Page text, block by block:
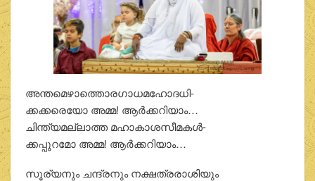
അന്തമെഴാത്തൊരഗാധമഹോദധി-
ക്കക്കരെയോ അമ്മ! ആര്‍ക്കറിയാം…
ചിന്ത്യമല്ലാത്ത മഹാകാശസീമകള്‍-
ക്കപ്പുറമോ അമ്മ! ആര്‍ക്കറിയാം…
സൂര്യനും ചന്ദ്രനും നക്ഷത്രരാശിയും